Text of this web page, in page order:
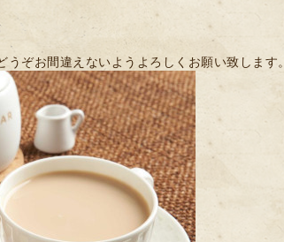
ぞお間違えないようよろしくお願い致します。